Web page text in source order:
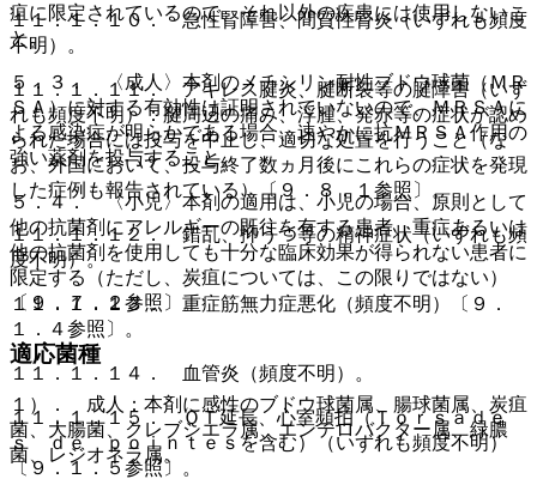
１１．１．１０． 急性腎障害、間質性腎炎（いずれも頻度
不明）。
１１．１．１１． アキレス腱炎、腱断裂等の腱障害（いず
れも頻度不明）：腱周辺の痛み、浮腫、発赤等の症状が認め
られた場合には投与を中止し、適切な処置を行うこと（な
お、外国において、投与終了数ヵ月後にこれらの症状を発現
した症例も報告されている）〔９．８．１参照〕。
１１．１．１２． 錯乱、抑うつ等の精神症状（いずれも頻
度不明）。
１１．１．１３． 重症筋無力症悪化（頻度不明）〔９．
１．４参照〕。
１１．１．１４． 血管炎（頻度不明）。
１１．１．１５． ＱＴ延長、心室頻拍（Ｔｏｒｓａｄｅ
ｓ ｄｅ ｐｏｉｎｔｅｓを含む）（いずれも頻度不明）
〔９．１．５参照〕。
疽に限定されているので、それ以外の疾患には使用しないこ
と。
５．３． 〈成人〉本剤のメチシリン耐性ブドウ球菌（ＭＲ
ＳＡ）に対する有効性は証明されていないので、ＭＲＳＡに
よる感染症が明らかである場合、速やかに抗ＭＲＳＡ作用の
強い薬剤を投与すること。
５．４． 〈小児〉本剤の適用は、小児の場合、原則として
他の抗菌剤にアレルギーの既往を有する患者、重症あるいは
他の抗菌剤を使用しても十分な臨床効果が得られない患者に
限定する（ただし、炭疽については、この限りではない）
〔９．７．２参照〕。
適応菌種
１）． 成人：本剤に感性のブドウ球菌属、腸球菌属、炭疽
菌、大腸菌、クレブシエラ属、エンテロバクター属、緑膿
菌、レジオネラ属。